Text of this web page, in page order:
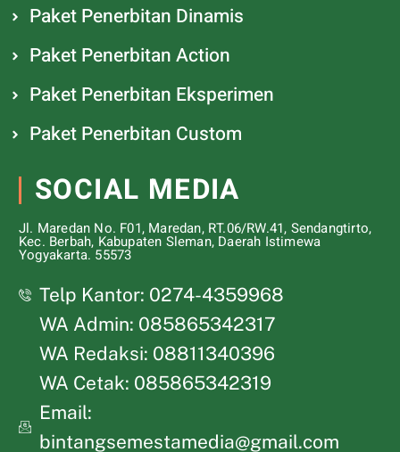
Paket Penerbitan Dinamis
Paket Penerbitan Action
Paket Penerbitan Eksperimen
Paket Penerbitan Custom
SOCIAL MEDIA
Jl. Maredan No. F01, Maredan, RT.06/RW.41, Sendangtirto,
Kec. Berbah, Kabupaten Sleman, Daerah Istimewa
Yogyakarta. 55573
Telp Kantor: 0274-4359968
WA Admin: 085865342317
WA Redaksi: 08811340396
WA Cetak: 085865342319
Email:
bintangsemestamedia@gmail.com